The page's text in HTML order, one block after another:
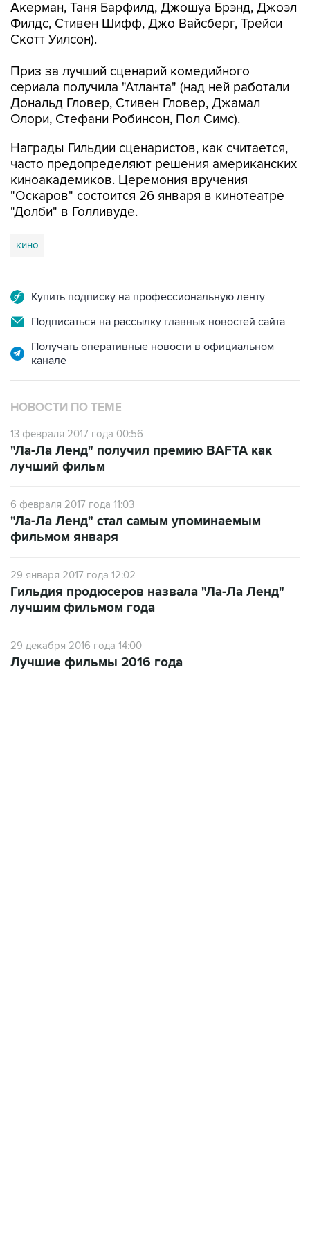
Акерман, Таня Барфилд, Джошуа Брэнд, Джоэл
Филдс, Стивен Шифф, Джо Вайсберг, Трейси
Скотт Уилсон).
Приз за лучший сценарий комедийного
сериала получила "Атланта" (над ней работали
Дональд Гловер, Стивен Гловер, Джамал
Олори, Стефани Робинсон, Пол Симс).
Награды Гильдии сценаристов, как считается,
часто предопределяют решения американских
киноакадемиков. Церемония вручения
"Оскаров" состоится 26 января в кинотеатре
"Долби" в Голливуде.
кино
Купить подписку на профессиональную ленту
Подписаться на рассылку главных новостей сайта
Получать оперативные новости в официальном
канале
НОВОСТИ ПО ТЕМЕ
13 февраля 2017 года 00:56
"Ла-Ла Ленд" получил премию BAFTA как
лучший фильм
6 февраля 2017 года 11:03
"Ла-Ла Ленд" стал самым упоминаемым
фильмом января
29 января 2017 года 12:02
Гильдия продюсеров назвала "Ла-Ла Ленд"
лучшим фильмом года
29 декабря 2016 года 14:00
Лучшие фильмы 2016 года